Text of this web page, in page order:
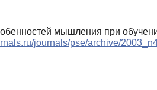
мышления при
journals/pse/archive/